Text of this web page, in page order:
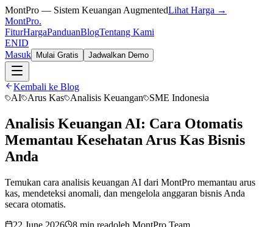
MontPro — Sistem Keuangan AugmentedLihat Harga →
MontPro.
FiturHargaPanduanBlogTentang Kami
ENID
Masuk
Mulai Gratis Jadwalkan Demo
Kembali ke Blog
AI
Arus Kas Analisis Keuangan SME Indonesia
Analisis Keuangan AI: Cara Otomatis
Memantau Kesehatan Arus Kas Bisnis
Anda
Temukan cara analisis keuangan AI dari MontPro memantau arus
kas, mendeteksi anomali, dan mengelola anggaran bisnis Anda
secara otomatis.
22 June 2026
8 min readoleh MontPro Team